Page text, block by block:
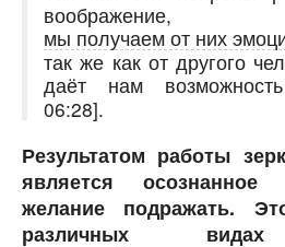
воображение,
мы получаем от них
так же как от другого
даёт нам
06:28].
Результатом работы
является осознанное
желание подражать.
различных видах